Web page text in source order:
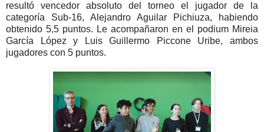
resultó vencedor absoluto del torneo el jugador de la
categoría Sub-16, Alejandro Aguilar Pichiuza, habiendo
obtenido 5,5 puntos. Le acompañaron en el podium Mireia
García López y Luis Guillermo Piccone Uribe, ambos
jugadores con 5 puntos.